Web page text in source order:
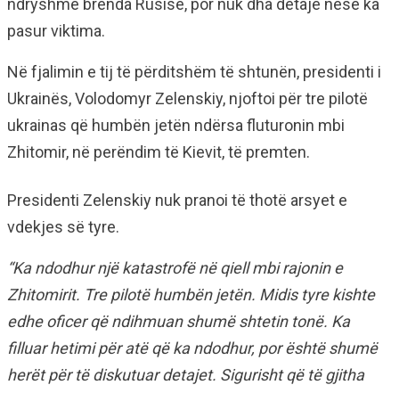
ndryshme brenda Rusisë, por nuk dha detaje nëse ka
pasur viktima.
Në fjalimin e tij të përditshëm të shtunën, presidenti i
Ukrainës, Volodomyr Zelenskiy, njoftoi për tre pilotë
ukrainas që humbën jetën ndërsa fluturonin mbi
Zhitomir, në perëndim të Kievit, të premten.
Presidenti Zelenskiy nuk pranoi të thotë arsyet e
vdekjes së tyre.
“Ka ndodhur një katastrofë në qiell mbi rajonin e
Zhitomirit. Tre pilotë humbën jetën. Midis tyre kishte
edhe oficer që ndihmuan shumë shtetin tonë. Ka
filluar hetimi për atë që ka ndodhur, por është shumë
herët për të diskutuar detajet. Sigurisht që të gjitha